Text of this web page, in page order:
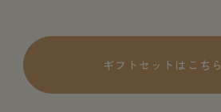
ギフトセットはこちら